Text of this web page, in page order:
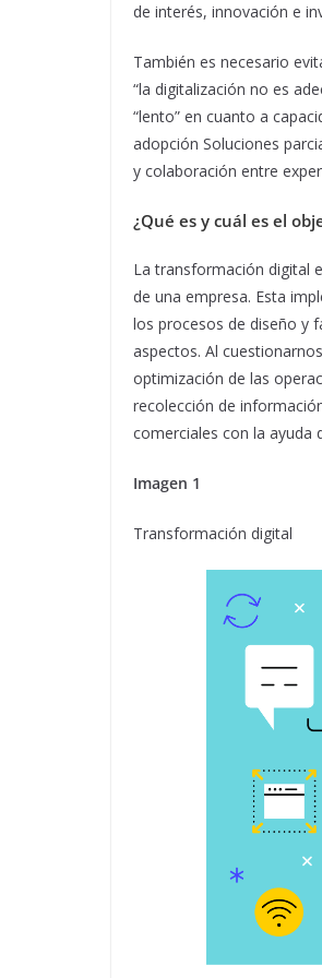
de interés, innovación e
También es necesario
“la digitalización no es
“lento” en cuanto a
adopción Soluciones
y colaboración entre
¿Qué es y cuál es el
La transformación digital
de una empresa. Esta
los procesos de diseño y
aspectos. Al
optimización de las
recolección de
comerciales con la ayuda
Imagen 1
Transformación digital